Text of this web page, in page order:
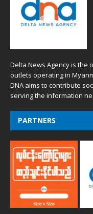
Delta News Agency is the
outlets operating in
DNA aims to contribute
serving the information
PARTNERS